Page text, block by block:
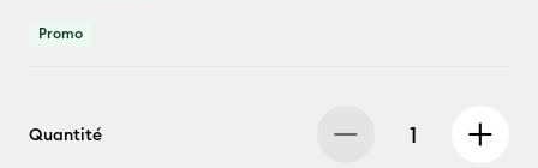
Promo
Quantité